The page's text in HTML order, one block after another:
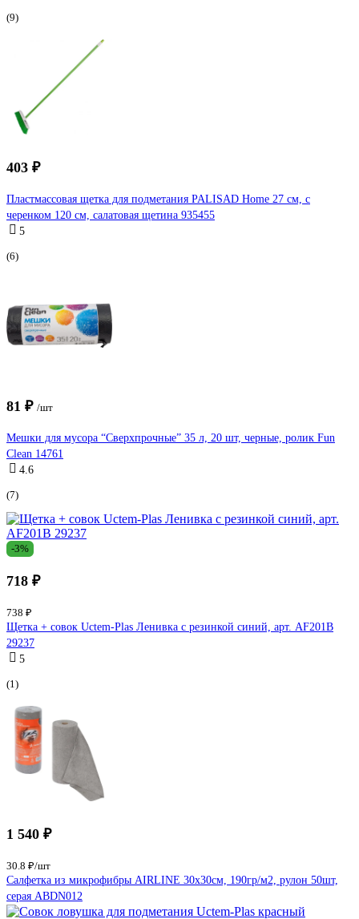
(9)
403 ₽
Пластмассовая щетка для подметания PALISAD Home 27 см, c
черенком 120 см, салатовая щетина 935455
5
(6)
81 ₽ /шт
Мешки для мусора “Сверхпрочные” 35 л, 20 шт, черные, ролик Fun
Clean 14761
4.6
(7)
-3%
718 ₽
738 ₽
Щетка + совок Uctem-Plas Ленивка с резинкой синий, арт. AF201B
29237
5
(1)
1 540 ₽
30.8 ₽/шт
Салфетка из микрофибры AIRLINE 30х30см, 190гр/м2, рулон 50шт,
серая ABDN012